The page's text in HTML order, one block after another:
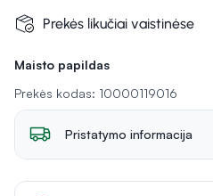
Maisto papildas
Prekės kodas: 10000119016
Prekės likučiai vaistinėse
Pristatymo informacija